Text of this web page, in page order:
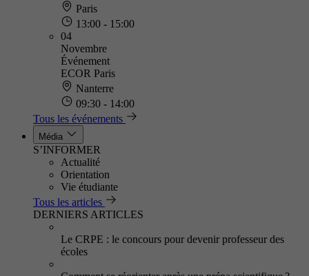
Paris
13:00 - 15:00
04
Novembre
Événement
ECOR Paris
Nanterre
09:30 - 14:00
Tous les événements
Média
S’INFORMER
Actualité
Orientation
Vie étudiante
Tous les articles
DERNIERS ARTICLES
Le CRPE : le concours pour devenir professeur des
écoles